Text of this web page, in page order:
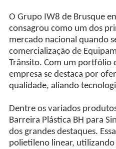
O Grupo IW8 de Brusque
consagrou como um dos
mercado nacional quando
comercialização de
Trânsito. Com um portfólio
empresa se destaca por
qualidade, aliando
Dentre os variados
Barreira Plástica BH para
dos grandes destaques.
polietileno linear, utilizando